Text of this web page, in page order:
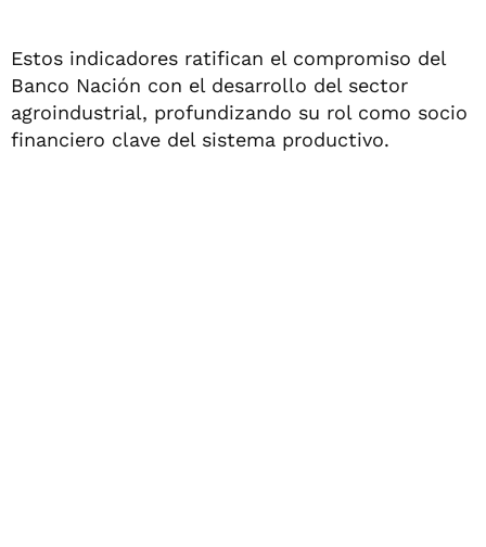
Estos indicadores ratifican el compromiso del
Banco Nación con el desarrollo del sector
agroindustrial, profundizando su rol como socio
financiero clave del sistema productivo.